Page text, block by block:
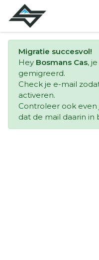
Migratie succesvol!
Hey Bosmans Cas,
gemigreerd.
Check je e-mail
activeren.
Controleer ook even
dat de mail daarin in